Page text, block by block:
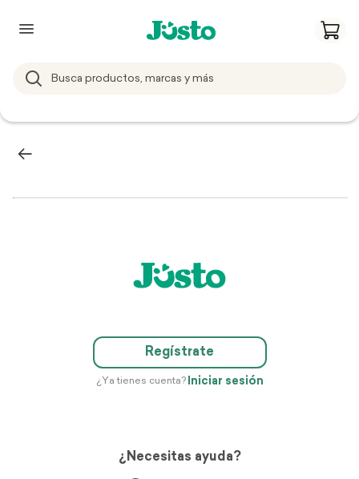
Regístrate
¿Ya tienes cuenta? Iniciar sesión
¿Necesitas ayuda?